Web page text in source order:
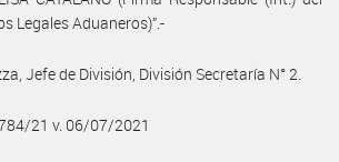
Legales Aduaneros)”.-
Jefe de División, División Secretaría N° 2.
21 v. 06/07/2021